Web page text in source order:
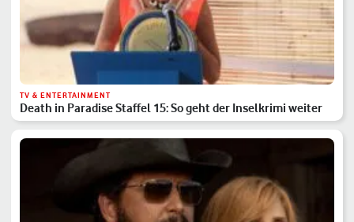
TV & ENTERTAINMENT
Death in Paradise Staffel 15: So geht der Inselkrimi weiter